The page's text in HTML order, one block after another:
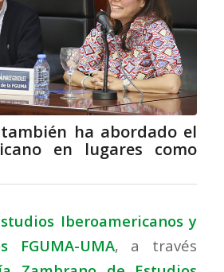
ha abordado el
en lugares como
Iberoamericanos y
FGUMA-UMA, a través